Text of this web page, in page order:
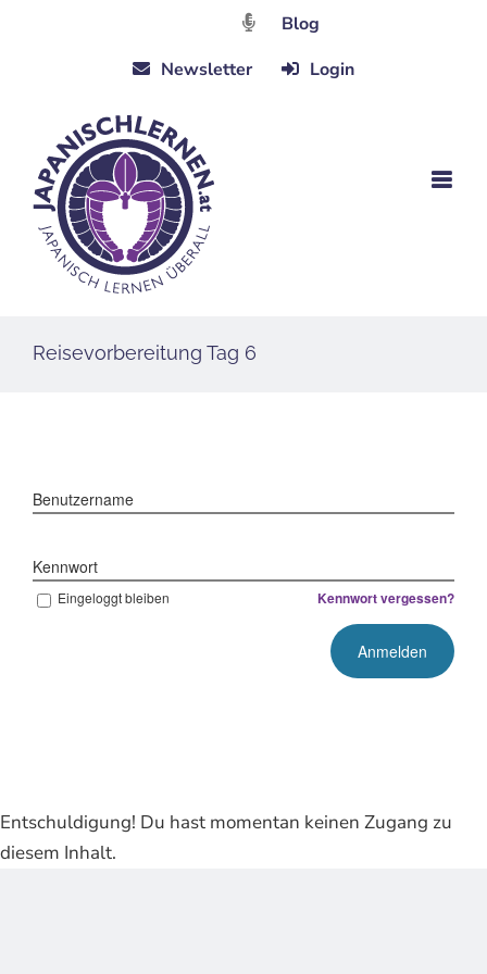
Blog
Newsletter
Login
Reisevorbereitung Tag 6
Benutzername
Kennwort
Eingeloggt bleiben Kennwort vergessen?
Entschuldigung! Du hast momentan keinen Zugang zu
diesem Inhalt.